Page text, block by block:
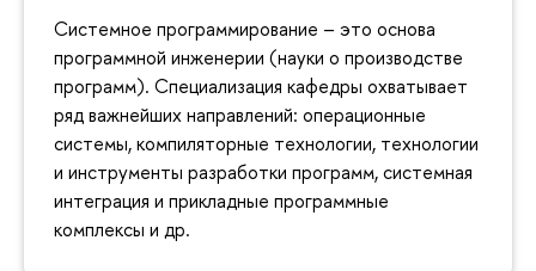
Системное программирование – это основа
программной инженерии (науки о производстве
программ). Специализация кафедры охватывает
ряд важнейших направлений: операционные
системы, компиляторные технологии, технологии
и инструменты разработки программ, системная
интеграция и прикладные программные
комплексы и др.